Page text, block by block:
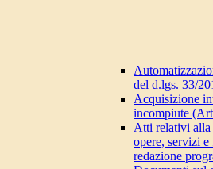
del d.lgs. 33/
Acquisizione
incompiute
Atti relativi alla
opere, servizi
redazione